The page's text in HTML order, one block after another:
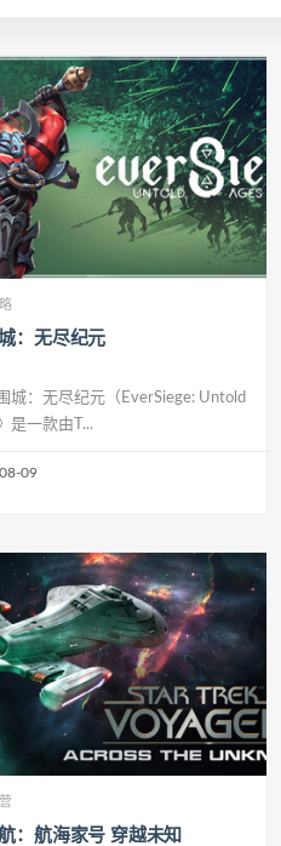
：无尽纪元
城：无尽纪元（EverSiege: Untold
是一款由T...
09
：航海家号 穿越未知